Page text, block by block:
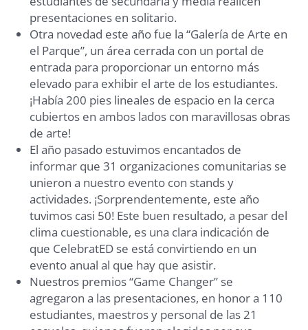
presentaciones en solitario.
Otra novedad este año fue la “Galería de Arte en
el Parque”, un área cerrada con un portal de
entrada para proporcionar un entorno más
elevado para exhibir el arte de los estudiantes.
¡Había 200 pies lineales de espacio en la cerca
cubiertos en ambos lados con maravillosas obras
de arte!
El año pasado estuvimos encantados de
informar que 31 organizaciones comunitarias se
unieron a nuestro evento con stands y
actividades. ¡Sorprendentemente, este año
tuvimos casi 50! Este buen resultado, a pesar del
clima cuestionable, es una clara indicación de
que CelebratED se está convirtiendo en un
evento anual al que hay que asistir.
Nuestros premios “Game Changer” se
agregaron a las presentaciones, en honor a 110
estudiantes, maestros y personal de las 21